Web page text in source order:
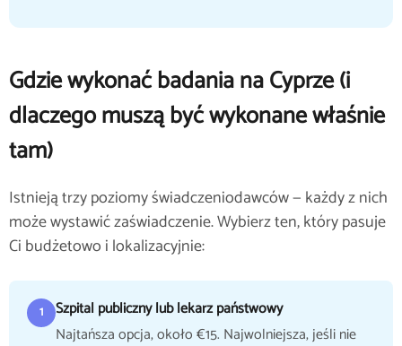
Gdzie wykonać badania na Cyprze (i
dlaczego muszą być wykonane właśnie
tam)
Istnieją trzy poziomy świadczeniodawców — każdy z nich
może wystawić zaświadczenie. Wybierz ten, który pasuje
Ci budżetowo i lokalizacyjnie:
1
Szpital publiczny lub lekarz państwowy
Najtańsza opcja, około €15. Najwolniejsza, jeśli nie